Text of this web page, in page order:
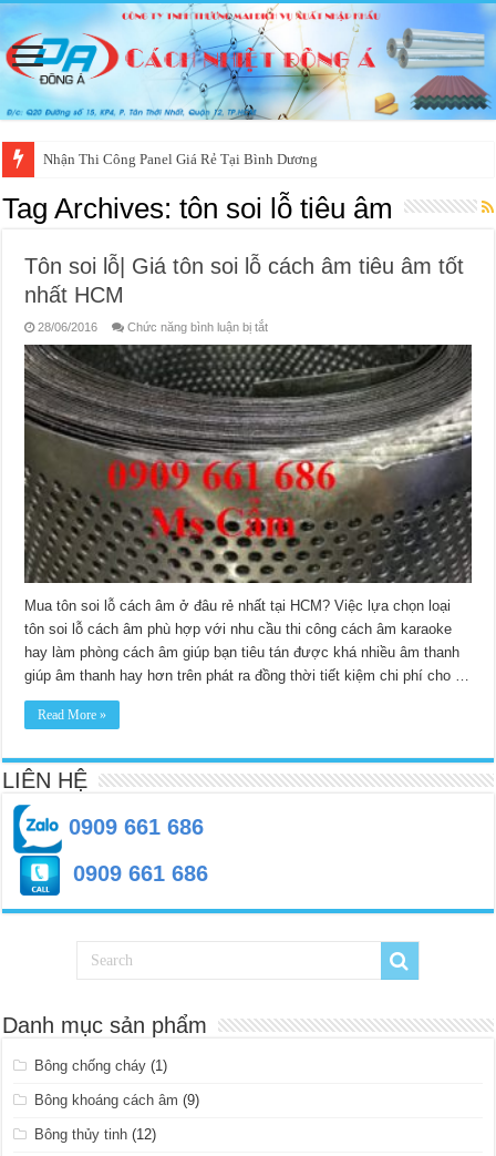
Nhận Thi Công Panel Giá Rẻ Tại Bình Dương
Tag Archives:tôn soi lỗ tiêu âm
Tôn soi lỗ| Giá tôn soi lỗ cách âm tiêu âm tốt
nhất HCM
28/06/2016 Chức năng bình luận bị tắtở
soi
lỗ|
Giá
tôn
soi
lỗ
cách
âm
tiêu
âm
tốt
nhất
HCM
Mua tôn soi lỗ cách âm ở đâu rẻ nhất tại HCM? Việc lựa chọn loại
tôn soi lỗ cách âm phù hợp với nhu cầu thi công cách âm karaoke
hay làm phòng cách âm giúp bạn tiêu tán được khá nhiều âm thanh
giúp âm thanh hay hơn trên phát ra đồng thời tiết kiệm chi phí cho …
Read More »
LIÊN HỆ
0909 661 686
0909 661 686
Danh mục sản phẩm
Bông chống cháy (1)
Bông khoáng cách âm (9)
Bông thủy tinh (12)